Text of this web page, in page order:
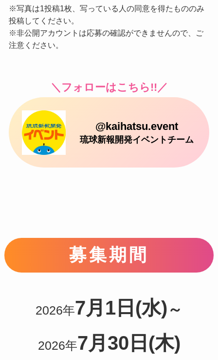
※写真は1投稿1枚、写っている人の同意を得たもののみ
投稿してください。
※非公開アカウントは応募の確認ができませんので、ご
注意ください。
＼フォローはこちら!!／
@kaihatsu.event
琉球新報開発イベントチーム
募集期間
2026年7月1日(水) ～
2026年7月30日(木)